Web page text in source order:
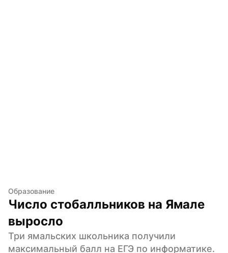
Образование
Число стобалльников на Ямале
выросло
Три ямальских школьника получили
максимальный балл на ЕГЭ по информатике.